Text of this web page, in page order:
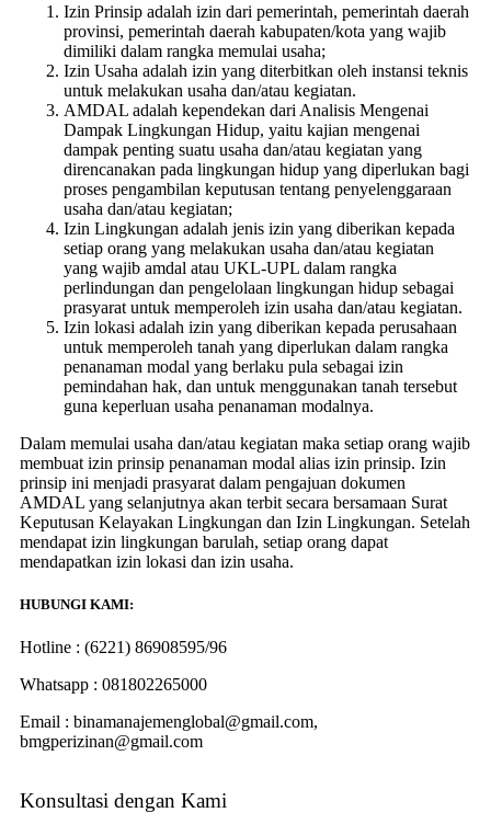
Izin Prinsip adalah izin dari pemerintah, pemerintah daerah
provinsi, pemerintah daerah kabupaten/kota yang wajib
dimiliki dalam rangka memulai usaha;
Izin Usaha adalah izin yang diterbitkan oleh instansi teknis
untuk melakukan usaha dan/atau kegiatan.
AMDAL adalah kependekan dari Analisis Mengenai
Dampak Lingkungan Hidup, yaitu kajian mengenai
dampak penting suatu usaha dan/atau kegiatan yang
direncanakan pada lingkungan hidup yang diperlukan bagi
proses pengambilan keputusan tentang penyelenggaraan
usaha dan/atau kegiatan;
Izin Lingkungan adalah jenis izin yang diberikan kepada
setiap orang yang melakukan usaha dan/atau kegiatan
yang wajib amdal atau UKL-UPL dalam rangka
perlindungan dan pengelolaan lingkungan hidup sebagai
prasyarat untuk memperoleh izin usaha dan/atau kegiatan.
Izin lokasi adalah izin yang diberikan kepada perusahaan
untuk memperoleh tanah yang diperlukan dalam rangka
penanaman modal yang berlaku pula sebagai izin
pemindahan hak, dan untuk menggunakan tanah tersebut
guna keperluan usaha penanaman modalnya.
Dalam memulai usaha dan/atau kegiatan maka setiap orang wajib
membuat izin prinsip penanaman modal alias izin prinsip. Izin
prinsip ini menjadi prasyarat dalam pengajuan dokumen
AMDAL yang selanjutnya akan terbit secara bersamaan Surat
Keputusan Kelayakan Lingkungan dan Izin Lingkungan. Setelah
mendapat izin lingkungan barulah, setiap orang dapat
mendapatkan izin lokasi dan izin usaha.
HUBUNGI KAMI:
Hotline : (6221) 86908595/96
Whatsapp : 081802265000
Email : binamanajemenglobal@gmail.com,
bmgperizinan@gmail.com
Konsultasi dengan Kami